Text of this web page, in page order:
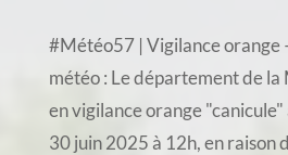
#Météo57 | Vigilance orange
météo : Le département de la
en vigilance orange
30 juin 2025 à 12h, en raison